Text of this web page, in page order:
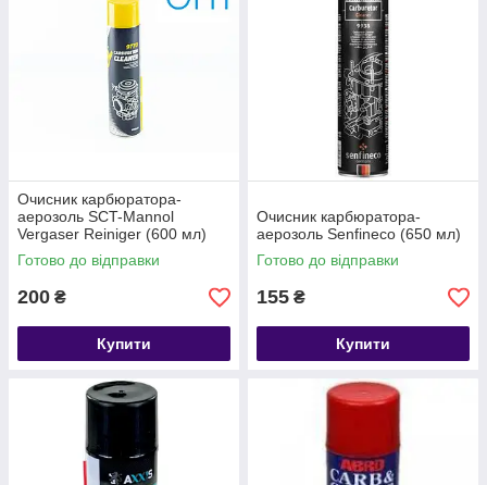
Очисник карбюратора-
аерозоль SCT-Mannol
Vergaser Reiniger (600 мл)
Готово до відправки
200 ₴
Купити
Очисник карбюратора-
аерозоль Senfineco (650 мл)
Готово до відправки
155 ₴
Купити